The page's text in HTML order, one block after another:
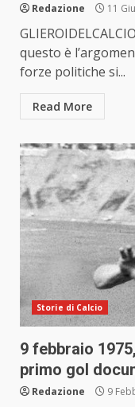
Redazione 11
questo è
forze politiche si...
Read More
Storie di Calcio
9 febbraio
primo gol
Redazione 9